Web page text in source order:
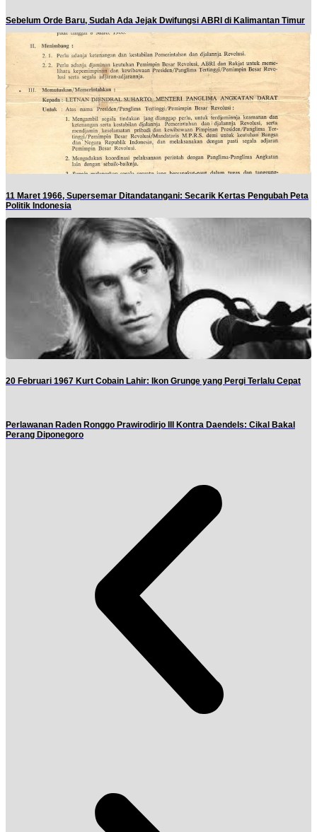
Sebelum Orde Baru, Sudah Ada Jejak Dwifungsi ABRI di Kalimantan Timur
11 Maret 1966, Supersemar Ditandatangani: Secarik Kertas Pengubah Peta
Politik Indonesia
20 Februari 1967 Kurt Cobain Lahir: Ikon Grunge yang Pergi Terlalu Cepat
Perlawanan Raden Ronggo Prawirodirjo III Kontra Daendels: Cikal Bakal
Perang Diponegoro